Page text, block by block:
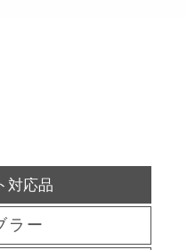
対応品
ラー